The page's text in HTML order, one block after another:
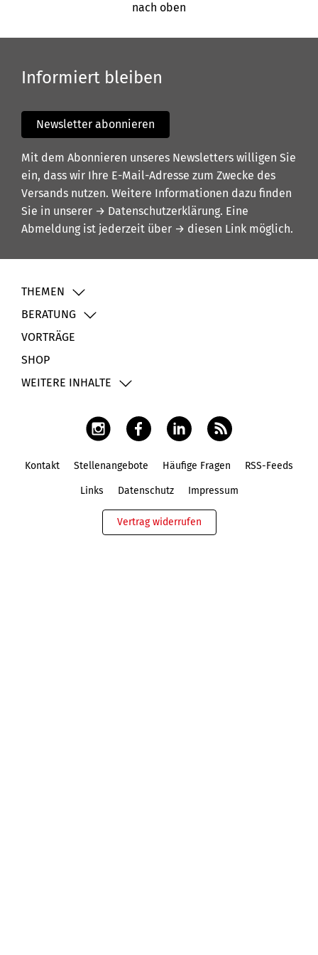
nach oben
Informiert bleiben
Newsletter abonnieren
Mit dem Abonnieren unseres Newsletters willigen Sie
ein, dass wir Ihre E-Mail-Adresse zum Zwecke des
Versands nutzen. Weitere Informationen dazu finden
Sie in unserer → Datenschutzerklärung. Eine
Abmeldung ist jederzeit über → diesen Link möglich.
THEMEN
BERATUNG
VORTRÄGE
SHOP
WEITERE INHALTE
Kontakt Stellenangebote Häufige Fragen RSS-Feeds
Links Datenschutz Impressum
Vertrag widerrufen